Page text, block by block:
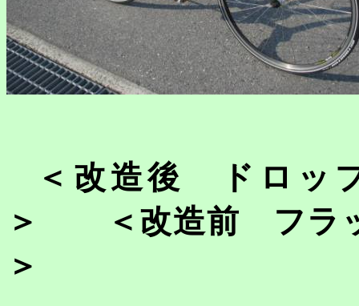
＜改造後 ドロッ
＞ ＜改造前 フラッ
＞